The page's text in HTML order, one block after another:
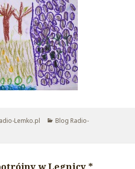
Lemko.pl Kategorie
Blog Radio-